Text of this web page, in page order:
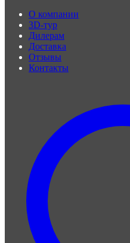
О компании
3D-тур
Дилерам
Доставка
Отзывы
Контакты